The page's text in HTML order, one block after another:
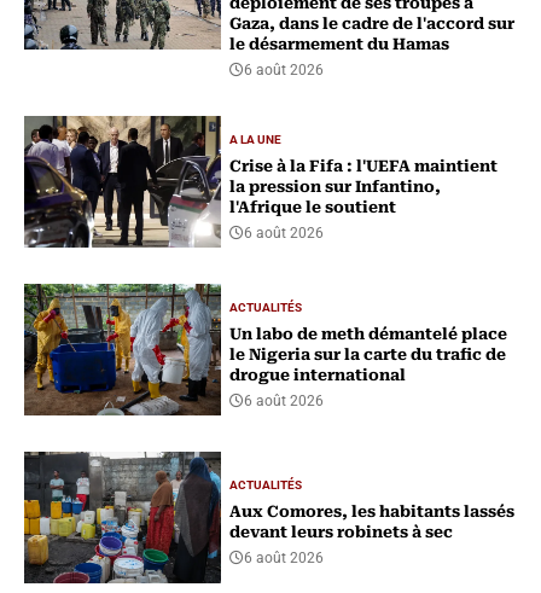
Gaza, dans le cadre de l'accord sur
le désarmement du Hamas
6 août 2026
A LA UNE
Crise à la Fifa : l'UEFA maintient
la pression sur Infantino,
l'Afrique le soutient
6 août 2026
ACTUALITÉS
Un labo de meth démantelé place
le Nigeria sur la carte du trafic de
drogue international
6 août 2026
ACTUALITÉS
Aux Comores, les habitants lassés
devant leurs robinets à sec
6 août 2026